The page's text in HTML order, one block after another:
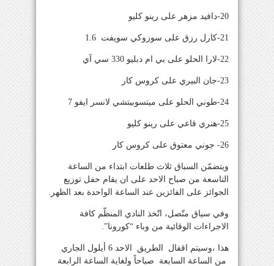
20-دافيد مزهر على رينو كليو
21-كارل رزق على سوزوكي سويفت 1.6
22-لارا الحلو على بي ام دبليو 330 سي آي
23-جان البيري على كروس كار
24-طوني الحلو على ميتسوبيتشي لانسر ايفو 7
25-هنري قاعي على رينو كليو
26- جوني معتوق على كروس كار
ويتضمّن السباق ثلاث طلعات ابتداء من الساعة
التاسعة من صباح الاحد على ان يقام حفل توزيع
الجوائز على الفائزين عند الساعة الواحدة بعد الظهر.
وفي سياق متّصل، اتّخذ النادي المنظّم كافة
الاجراءات الوقائية من وباء “كورونا”.
هذا ،وسيتم اقفال الطريق الاحد 6 أيلول الجاري
من الساعة السابعة صباحاً ولغاية الساعة الرابعة